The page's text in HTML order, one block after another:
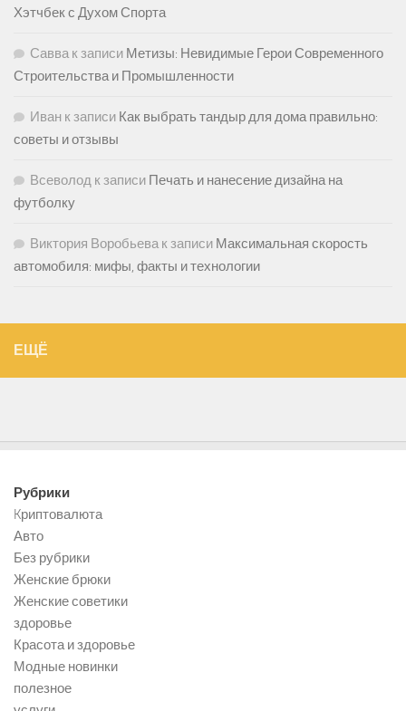
Хэтчбек с Духом Спорта
Саввак записи Метизы: Невидимые Герои Современного
Строительства и Промышленности
Иван к записи Как выбрать тандыр для дома правильно:
советы и отзывы
Всеволод к записи Печать и нанесение дизайна на
футболку
Виктория Воробьевак записи Максимальная скорость
автомобиля: мифы, факты и технологии
ЕЩЁ
Рубрики
Kриптовалюта
Авто
Без рубрики
Женские брюки
Женские советики
здоровье
Красота и здоровье
Модные новинки
полезное